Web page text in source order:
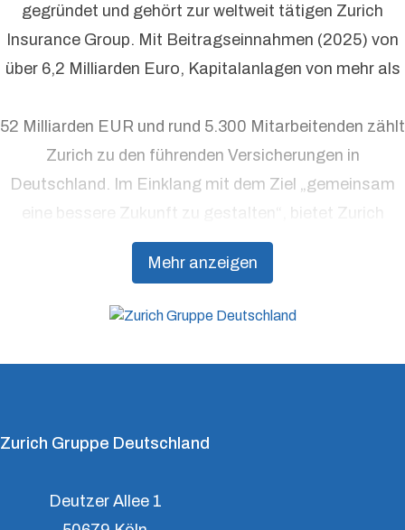
Mehr anzeigen
gegründet und gehört zur weltweit tätigen Zurich
Insurance Group. Mit Beitragseinnahmen (2025) von
über 6,2 Milliarden Euro, Kapitalanlagen von mehr als
52 Milliarden EUR und rund 5.300 Mitarbeitenden zählt
Zurich zu den führenden Versicherungen in
Deutschland. Im Einklang mit dem Ziel „gemeinsam
eine bessere Zukunft zu gestalten“, bietet Zurich
Präventionsdienstleistungen an, die über traditionelle
Versicherungsprodukte hinausgehen, um Kunden
Zurich Gruppe Deutschland
Deutzer Allee 1